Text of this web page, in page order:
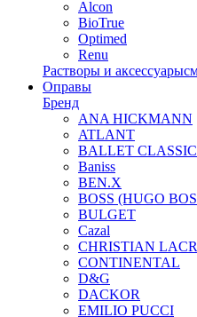
Alcon
BioTrue
Optimed
Renu
Растворы и аксессуары
Оправы
Бренд
ANA HICKMANN
ATLANT
BALLET CLASSIC
Baniss
BEN.X
BOSS (HUGO
BULGET
Cazal
CHRISTIAN
CONTINENTAL
D&G
DACKOR
EMILIO PUCCI